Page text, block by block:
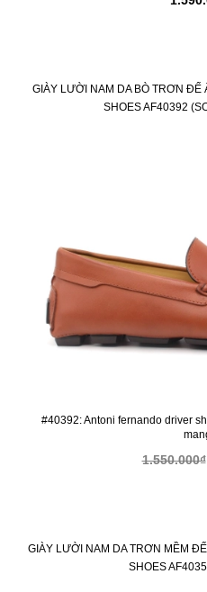
GIÀY LƯỜI NAM DA BÒ TRƠN ĐẾ
SHOES AF40392
#40392: Antoni fernando driver
1.550.000₫
GIÀY LƯỜI NAM DA TRƠN MỀM
SHOES